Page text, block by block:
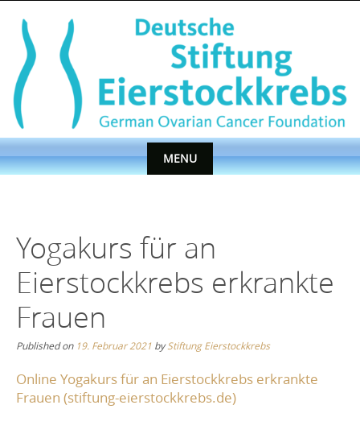
content
MENU
Yogakurs für an
Eierstockkrebs erkrankte
Frauen
Published on 19. Februar 2021 byStiftung Eierstockkrebs
Online Yogakurs für an Eierstockkrebs erkrankte
Frauen (stiftung-eierstockkrebs.de)